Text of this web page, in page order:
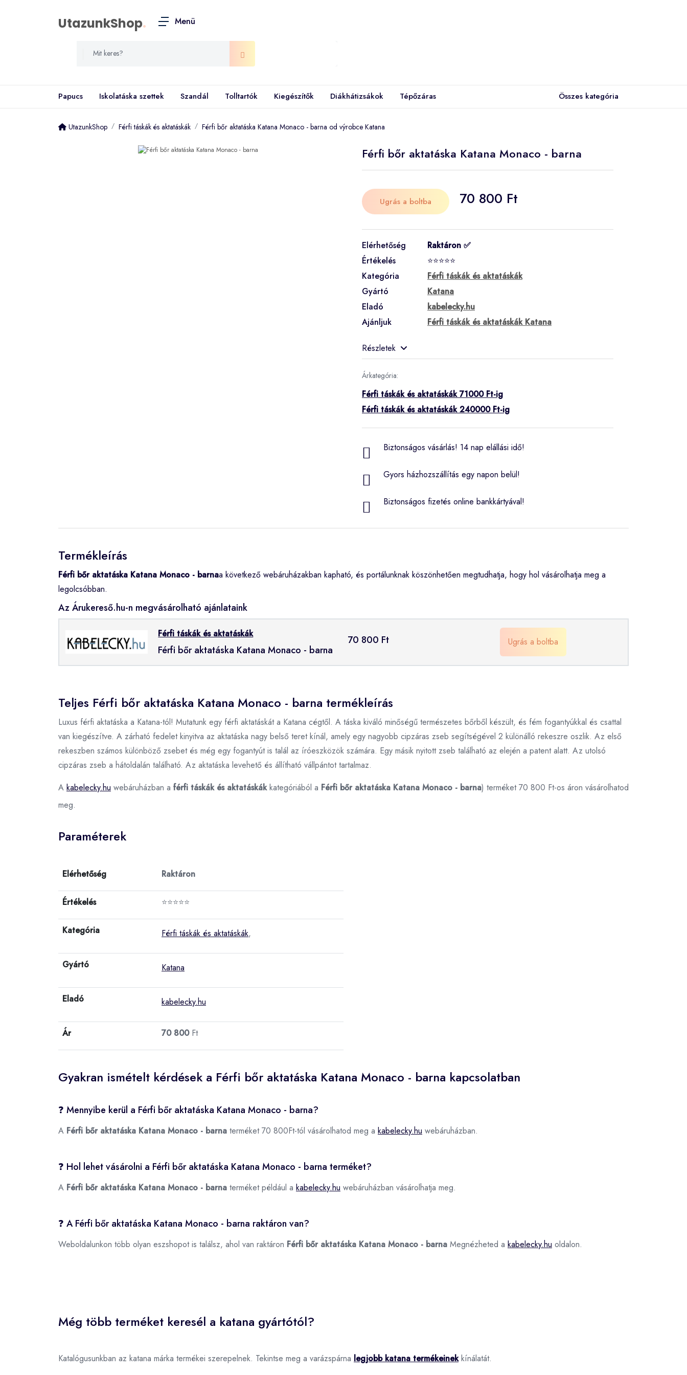
UtazunkShop. Menü
Papucs Iskolatáska szettek Szandál Tolltartók Kiegészítők Diákhátizsákok Tépőzáras Összes kategória
UtazunkShop Férfi táskák és aktatáskák Férfi bőr aktatáska Katana Monaco - barna od výrobce Katana
Férfi bőr aktatáska Katana Monaco - barna
Ugrás a boltba 70 800 Ft
Elérhetőség
Raktáron ✅
Értékelés
⭐⭐⭐⭐⭐
Kategória
Férfi táskák és aktatáskák
Gyártó
Katana
Eladó
kabelecky.hu
Ajánljuk
Férfi táskák és aktatáskák Katana
Részletek
Árkategória:
Férfi táskák és aktatáskák 71000 Ft-ig
Férfi táskák és aktatáskák 240000 Ft-ig
Biztonságos vásárlás! 14 nap elállási idő!
Gyors házhozszállítás egy napon belül!
Biztonságos fizetés online bankkártyával!
Termékleírás
Férfi bőr aktatáska Katana Monaco - barnaa következő webáruházakban kapható, és portálunknak köszönhetően megtudhatja, hogy hol vásárolhatja meg a
legolcsóbban.
Az Árukereső.hu-n megvásárolható ajánlataink
Férfi táskák és aktatáskák
Férfi bőr aktatáska Katana Monaco - barna
70 800 Ft Ugrás a boltba
Teljes Férfi bőr aktatáska Katana Monaco - barna termékleírás
Luxus férfi aktatáska a Katana-tól! Mutatunk egy férfi aktatáskát a Katana cégtől. A táska kiváló minőségű természetes bőrből készült, és fém fogantyúkkal és csattal
van kiegészítve. A zárható fedelet kinyitva az aktatáska nagy belső teret kínál, amely egy nagyobb cipzáras zseb segítségével 2 különálló rekeszre oszlik. Az első
rekeszben számos különböző zsebet és még egy fogantyút is talál az íróeszközök számára. Egy másik nyitott zseb található az elején a patent alatt. Az utolsó
cipzáras zseb a hátoldalán található. Az aktatáska levehető és állítható vállpántot tartalmaz.
A kabelecky.hu webáruházban a férfi táskák és aktatáskákkategóriából a Férfi bőr aktatáska Katana Monaco - barna) terméket 70 800 Ft-os áron vásárolhatod
meg.
Paraméterek
Elérhetőség Raktáron
Értékelés ⭐⭐⭐⭐⭐
Kategória Férfi táskák és aktatáskák,
Gyártó Katana
Eladó kabelecky.hu
Ár 70 800Ft
Gyakran ismételt kérdések a Férfi bőr aktatáska Katana Monaco - barna kapcsolatban
❓ Mennyibe kerül a Férfi bőr aktatáska Katana Monaco - barna?
A Férfi bőr aktatáska Katana Monaco - barna terméket 70 800Ft-tól vásárolhatod meg a kabelecky.hu webáruházban.
❓ Hol lehet vásárolni a Férfi bőr aktatáska Katana Monaco - barna terméket?
A Férfi bőr aktatáska Katana Monaco - barna terméket például a kabelecky.hu webáruházban vásárolhatja meg.
❓ A Férfi bőr aktatáska Katana Monaco - barna raktáron van?
Weboldalunkon több olyan eszshopot is találsz, ahol van raktáron Férfi bőr aktatáska Katana Monaco - barna Megnézheted a kabelecky.hu oldalon.
Még több terméket keresél a katana gyártótól?
Katalógusunkban az katana márka termékei szerepelnek. Tekintse meg a varázspárna legjobb katana termékeinekkínálatát.